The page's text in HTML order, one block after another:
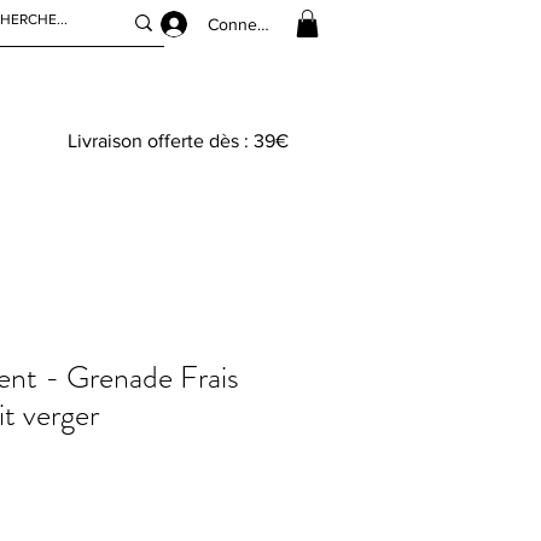
Connexion
Livraison offerte dès : 39€
- Grenade Frais
verger